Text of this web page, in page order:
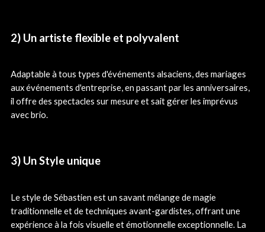
2) Un artiste flexible et polyvalent
Adaptable à tous types d'événements alsaciens, des mariages
aux événements d'entreprise, en passant par les anniversaires,
il offre des spectacles sur mesure et sait gérer les imprévus
avec brio.
3) Un Style unique
Le style de Sébastien est un savant mélange de magie
traditionnelle et de techniques avant-gardistes, offrant une
expérience à la fois visuelle et émotionnelle exceptionnelle. La